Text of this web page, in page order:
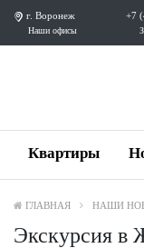
г. Воронеж
Наши офисы
Квартиры
ГЛАВНАЯ НАШИ
Экскурсия в